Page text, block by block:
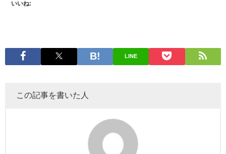
いいね:
LINE
この記事を書いた人